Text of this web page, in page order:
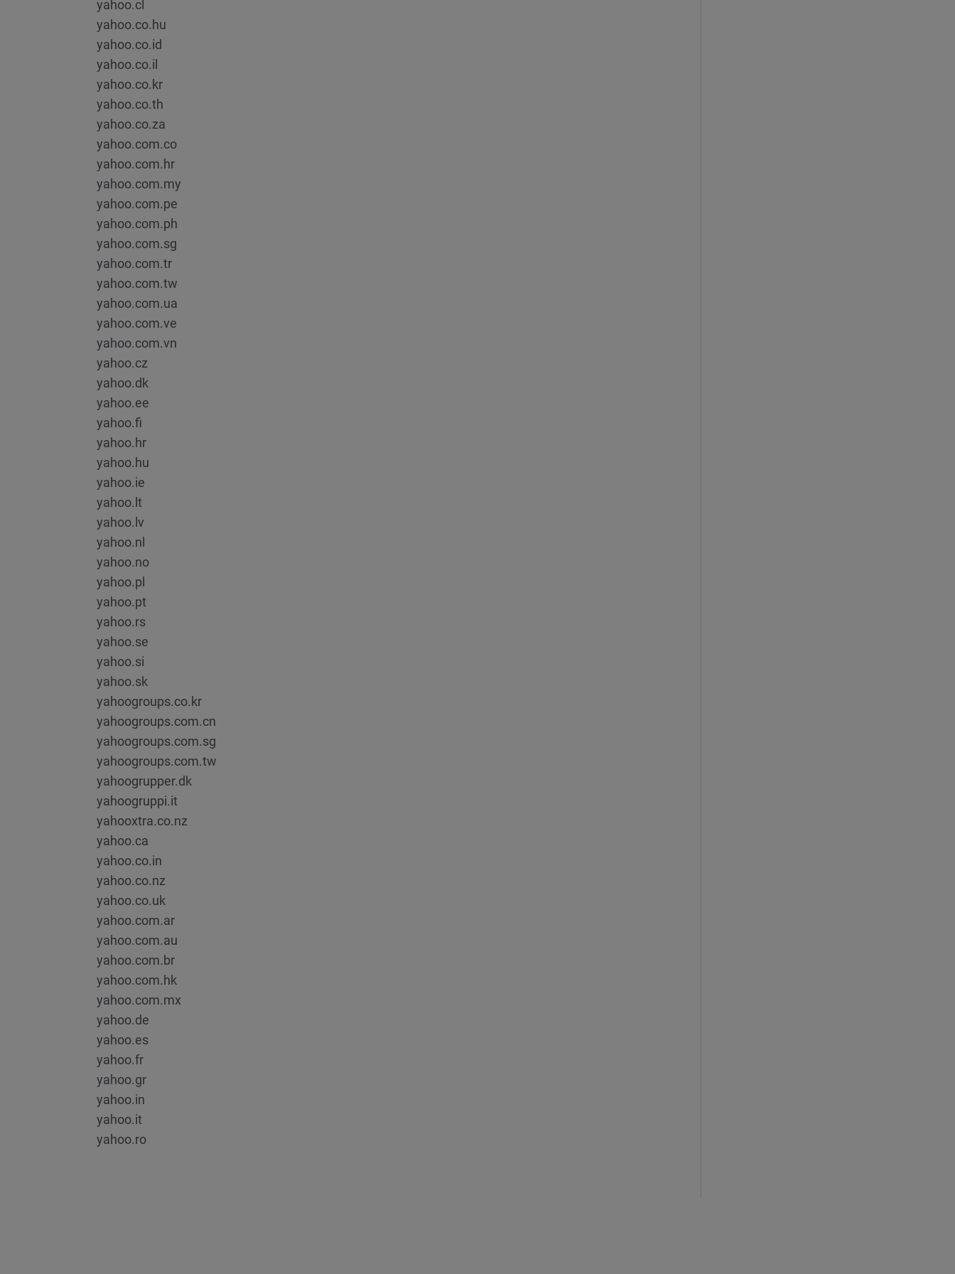
yahoo.cl
yahoo.co.hu
yahoo.co.id
yahoo.co.il
yahoo.co.kr
yahoo.co.th
yahoo.co.za
yahoo.com.co
yahoo.com.hr
yahoo.com.my
yahoo.com.pe
yahoo.com.ph
yahoo.com.sg
yahoo.com.tr
yahoo.com.tw
yahoo.com.ua
yahoo.com.ve
yahoo.com.vn
yahoo.cz
yahoo.dk
yahoo.ee
yahoo.fi
yahoo.hr
yahoo.hu
yahoo.ie
yahoo.lt
yahoo.lv
yahoo.nl
yahoo.no
yahoo.pl
yahoo.pt
yahoo.rs
yahoo.se
yahoo.si
yahoo.sk
yahoogroups.co.kr
yahoogroups.com.cn
yahoogroups.com.sg
yahoogroups.com.tw
yahoogrupper.dk
yahoogruppi.it
yahooxtra.co.nz
yahoo.ca
yahoo.co.in
yahoo.co.nz
yahoo.co.uk
yahoo.com.ar
yahoo.com.au
yahoo.com.br
yahoo.com.hk
yahoo.com.mx
yahoo.de
yahoo.es
yahoo.fr
yahoo.gr
yahoo.in
yahoo.it
yahoo.ro